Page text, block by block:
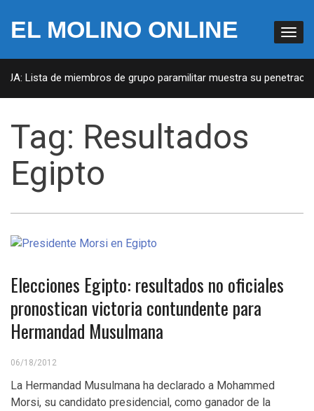
EL MOLINO ONLINE
Lista de miembros de grupo paramilitar muestra su
Tag: Resultados
Egipto
Elecciones Egipto: resultados no oficiales
pronostican victoria contundente para
Hermandad Musulmana
06/18/2012
La Hermandad Musulmana ha declarado a Mohammed
Morsi, su candidato presidencial, como ganador de la